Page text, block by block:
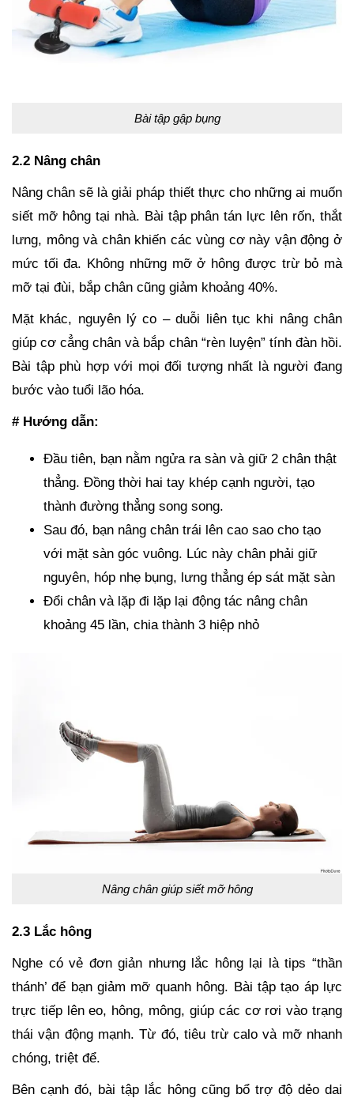
Bài tập gập bụng
2.2 Nâng chân
Nâng chân sẽ là giải pháp thiết thực cho những ai muốn
siết mỡ hông tại nhà. Bài tập phân tán lực lên rốn, thắt
lưng, mông và chân khiến các vùng cơ này vận động ở
mức tối đa. Không những mỡ ở hông được trừ bỏ mà
mỡ tại đùi, bắp chân cũng giảm khoảng 40%.
Mặt khác, nguyên lý co – duỗi liên tục khi nâng chân
giúp cơ cẳng chân và bắp chân “rèn luyện” tính đàn hồi.
Bài tập phù hợp với mọi đối tượng nhất là người đang
bước vào tuổi lão hóa.
# Hướng dẫn:
Đầu tiên, bạn nằm ngửa ra sàn và giữ 2 chân thật
thẳng. Đồng thời hai tay khép cạnh người, tạo
thành đường thẳng song song.
Sau đó, bạn nâng chân trái lên cao sao cho tạo
với mặt sàn góc vuông. Lúc này chân phải giữ
nguyên, hóp nhẹ bụng, lưng thẳng ép sát mặt sàn
Đổi chân và lặp đi lặp lại động tác nâng chân
khoảng 45 lần, chia thành 3 hiệp nhỏ
Nâng chân giúp siết mỡ hông
2.3 Lắc hông
Nghe có vẻ đơn giản nhưng lắc hông lại là tips “thần
thánh’ để bạn giảm mỡ quanh hông. Bài tập tạo áp lực
trực tiếp lên eo, hông, mông, giúp các cơ rơi vào trạng
thái vận động mạnh. Từ đó, tiêu trừ calo và mỡ nhanh
chóng, triệt để.
Bên cạnh đó, bài tập lắc hông cũng bổ trợ độ dẻo dai